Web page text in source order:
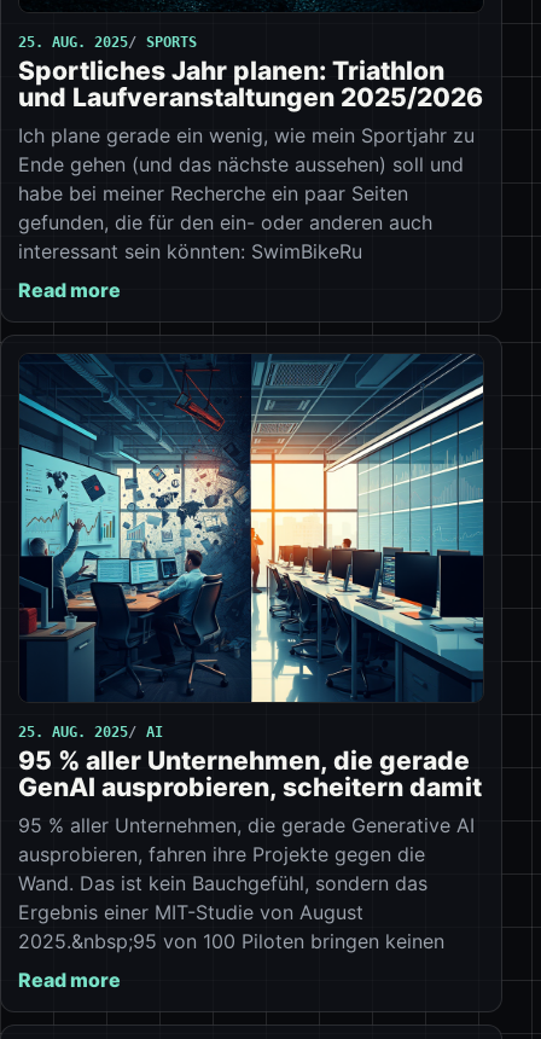
25. AUG. 2025 SPORTS
Sportliches Jahr planen: Triathlon
und Laufveranstaltungen 2025/2026
Ich plane gerade ein wenig, wie mein Sportjahr zu
Ende gehen (und das nächste aussehen) soll und
habe bei meiner Recherche ein paar Seiten
gefunden, die für den ein- oder anderen auch
interessant sein könnten: SwimBikeRu
Read more
25. AUG. 2025 AI
95 % aller Unternehmen, die gerade
GenAI ausprobieren, scheitern damit
95 % aller Unternehmen, die gerade Generative AI
ausprobieren, fahren ihre Projekte gegen die
Wand. Das ist kein Bauchgefühl, sondern das
Ergebnis einer MIT-Studie von August
2025.&nbsp;95 von 100 Piloten bringen keinen
Read more